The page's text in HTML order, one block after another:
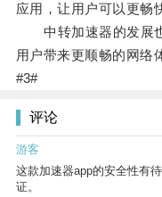
应用，让用户可以更畅
中转加速器的发展也
用户带来更顺畅的网络
#3#
评论
游客
这款加速器app的安全性有
证。